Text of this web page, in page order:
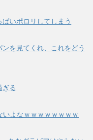
ぱいポロリしてしまう
を見てくれ、これをどう
ぎる
よなｗｗｗｗｗｗｗｗ